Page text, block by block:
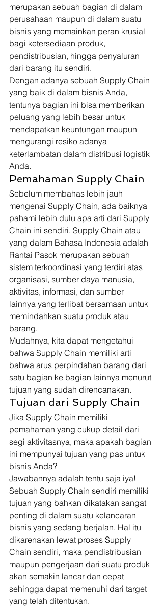
merupakan sebuah bagian di dalam
perusahaan maupun di dalam suatu
bisnis yang memainkan peran krusial
bagi ketersediaan produk,
pendistribusian, hingga penyaluran
dari barang itu sendiri.
Dengan adanya sebuah Supply Chain
yang baik di dalam bisnis Anda,
tentunya bagian ini bisa memberikan
peluang yang lebih besar untuk
mendapatkan keuntungan maupun
mengurangi resiko adanya
keterlambatan dalam distribusi logistik
Anda.
Pemahaman Supply Chain
Sebelum membahas lebih jauh
mengenai Supply Chain, ada baiknya
pahami lebih dulu apa arti dari Supply
Chain ini sendiri. Supply Chain atau
yang dalam Bahasa Indonesia adalah
Rantai Pasok merupakan sebuah
sistem terkoordinasi yang terdiri atas
organisasi, sumber daya manusia,
aktivitas, informasi, dan sumber
lainnya yang terlibat bersamaan untuk
memindahkan suatu produk atau
barang.
Mudahnya, kita dapat mengetahui
bahwa Supply Chain memiliki arti
bahwa arus perpindahan barang dari
satu bagian ke bagian lainnya menurut
tujuan yang sudah direncanakan.
Tujuan dari Supply Chain
Jika Supply Chain memiliki
pemahaman yang cukup detail dari
segi aktivitasnya, maka apakah bagian
ini mempunyai tujuan yang pas untuk
bisnis Anda?
Jawabannya adalah tentu saja iya!
Sebuah Supply Chain sendiri memiliki
tujuan yang bahkan dikatakan sangat
penting di dalam suatu kelancaran
bisnis yang sedang berjalan. Hal itu
dikarenakan lewat proses Supply
Chain sendiri, maka pendistribusian
maupun pengerjaan dari suatu produk
akan semakin lancar dan cepat
sehingga dapat memenuhi dari target
yang telah ditentukan.